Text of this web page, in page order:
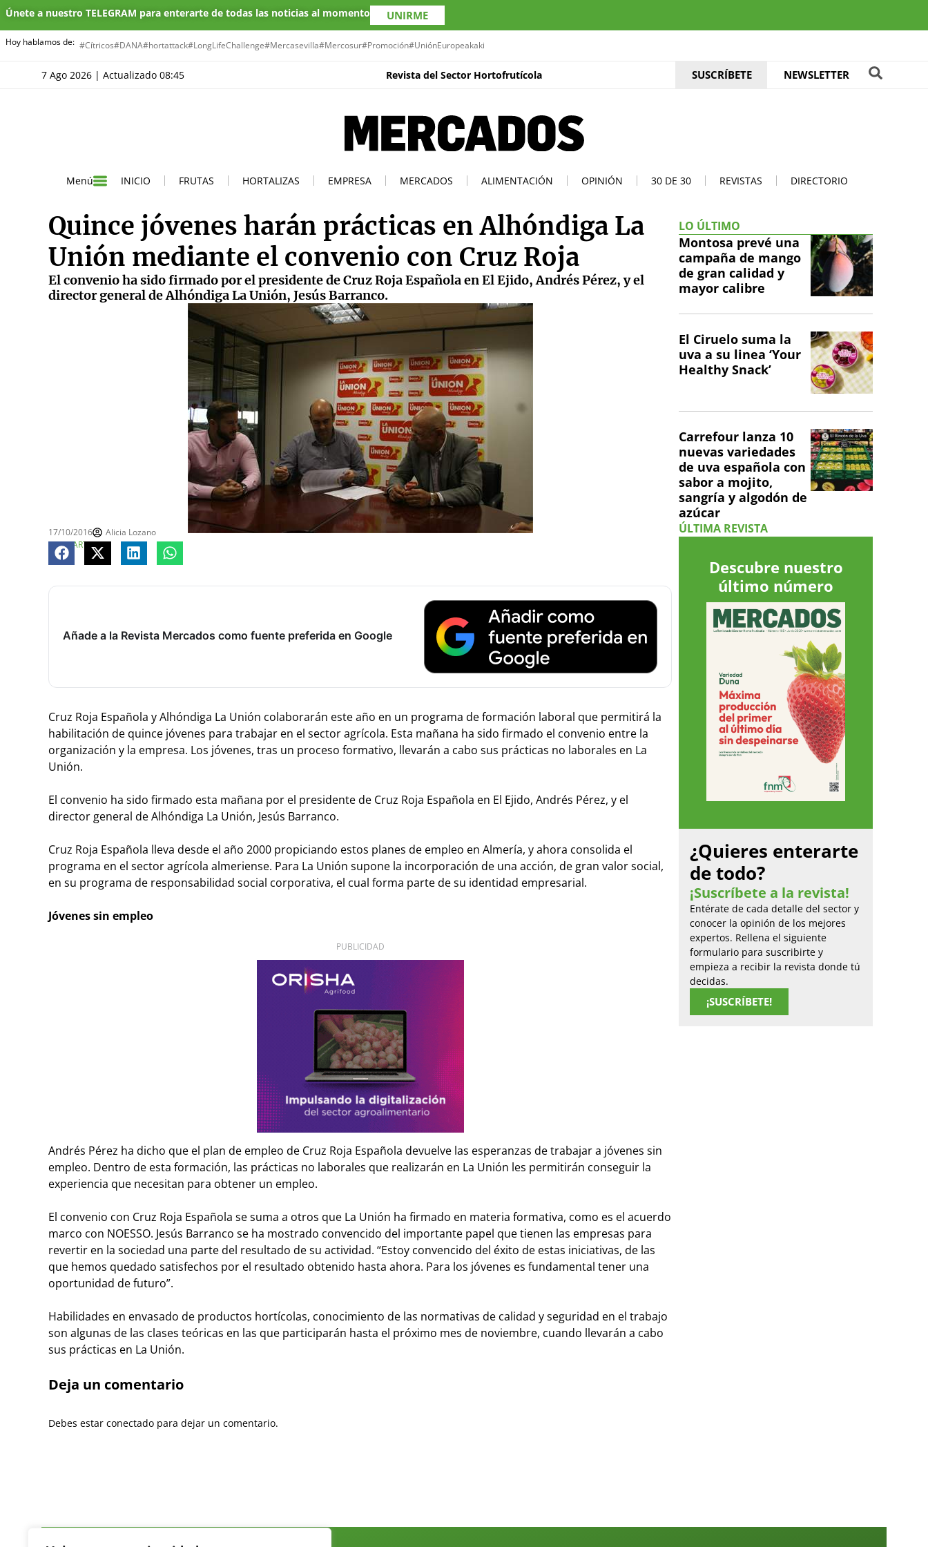
Únete a nuestro TELEGRAM para enterarte de todas las noticias al momento UNIRME
Hoy hablamos de: #Cítricos#DANA#hortattack#LongLifeChallenge#Mercasevilla#Mercosur#Promoción#UniónEuropeakaki
7 Ago 2026 | Actualizado 08:45 Revista del Sector Hortofrutícola SUSCRÍBETE NEWSLETTER
Menú INICIO FRUTAS HORTALIZAS EMPRESA MERCADOS ALIMENTACIÓN OPINIÓN 30 DE 30 REVISTAS DIRECTORIO
Quince jóvenes harán prácticas en Alhóndiga La
Unión mediante el convenio con Cruz Roja
El convenio ha sido firmado por el presidente de Cruz Roja Española en El Ejido, Andrés Pérez, y el
director general de Alhóndiga La Unión, Jesús Barranco.
17/10/2016
Alicia Lozano
COMPARTE
Añade a la Revista Mercados como fuente preferida en Google
Cruz Roja Española y Alhóndiga La Unión colaborarán este año en un programa de formación laboral que permitirá la
habilitación de quince jóvenes para trabajar en el sector agrícola. Esta mañana ha sido firmado el convenio entre la
organización y la empresa. Los jóvenes, tras un proceso formativo, llevarán a cabo sus prácticas no laborales en La
Unión.
El convenio ha sido firmado esta mañana por el presidente de Cruz Roja Española en El Ejido, Andrés Pérez, y el
director general de Alhóndiga La Unión, Jesús Barranco.
Cruz Roja Española lleva desde el año 2000 propiciando estos planes de empleo en Almería, y ahora consolida el
programa en el sector agrícola almeriense. Para La Unión supone la incorporación de una acción, de gran valor social,
en su programa de responsabilidad social corporativa, el cual forma parte de su identidad empresarial.
Jóvenes sin empleo
PUBLICIDAD
Andrés Pérez ha dicho que el plan de empleo de Cruz Roja Española devuelve las esperanzas de trabajar a jóvenes sin
empleo. Dentro de esta formación, las prácticas no laborales que realizarán en La Unión les permitirán conseguir la
experiencia que necesitan para obtener un empleo.
El convenio con Cruz Roja Española se suma a otros que La Unión ha firmado en materia formativa, como es el acuerdo
marco con NOESSO. Jesús Barranco se ha mostrado convencido del importante papel que tienen las empresas para
revertir en la sociedad una parte del resultado de su actividad. “Estoy convencido del éxito de estas iniciativas, de las
que hemos quedado satisfechos por el resultado obtenido hasta ahora. Para los jóvenes es fundamental tener una
oportunidad de futuro”.
Habilidades en envasado de productos hortícolas, conocimiento de las normativas de calidad y seguridad en el trabajo
son algunas de las clases teóricas en las que participarán hasta el próximo mes de noviembre, cuando llevarán a cabo
sus prácticas en La Unión.
Deja un comentario
Debes estar conectado para dejar un comentario.
LO ÚLTIMO
Montosa prevé una
campaña de mango
de gran calidad y
mayor calibre
El Ciruelo suma la
uva a su linea ‘Your
Healthy Snack’
Carrefour lanza 10
nuevas variedades
de uva española con
sabor a mojito,
sangría y algodón de
azúcar
ÚLTIMA REVISTA
Descubre nuestro
último número
¿Quieres enterarte
de todo?
¡Suscríbete a la revista!
Entérate de cada detalle del sector y
conocer la opinión de los mejores
expertos. Rellena el siguiente
formulario para suscribirte y
empieza a recibir la revista donde tú
decidas.
¡SUSCRÍBETE!